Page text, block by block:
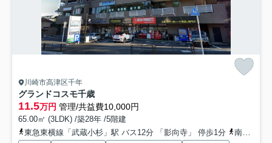
川崎市高津区千年
グランドコスモ千歳
11.5万円 管理/共益費10,000円
65.00㎡ (3LDK) /築28年 /5階建
東急東横線「武蔵小杉」駅 バス12分 「影向寺」 停歩1分
南武線「武蔵新城」駅 徒歩18分